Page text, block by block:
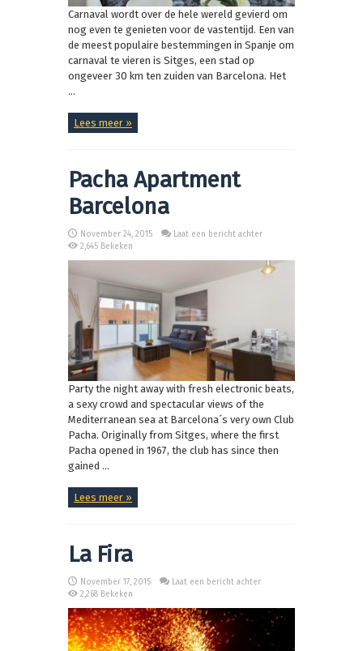
Carnaval wordt over de hele wereld gevierd om
nog even te genieten voor de vastentijd. Een van
de meest populaire bestemmingen in Spanje om
carnaval te vieren is Sitges, een stad op
ongeveer 30 km ten zuiden van Barcelona. Het
...
Lees meer »
Pacha Apartment
Barcelona
November 24, 2015
Laat een bericht achter
2,645 Bekeken
Party the night away with fresh electronic beats,
a sexy crowd and spectacular views of the
Mediterranean sea at Barcelona´s very own Club
Pacha. Originally from Sitges, where the first
Pacha opened in 1967, the club has since then
gained ...
Lees meer »
La Fira
November 17, 2015
Laat een bericht achter
2,268 Bekeken